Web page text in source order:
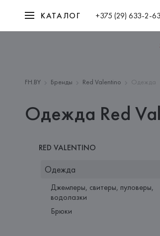
КАТАЛОГ +375 (29) 633-2-
FH.BY Бренды Red Valentino Одежда
Одежда Red
RED VALENTINO
Одежда
Джемперы, свитеры, пуловеры,
водолазки
Брюки